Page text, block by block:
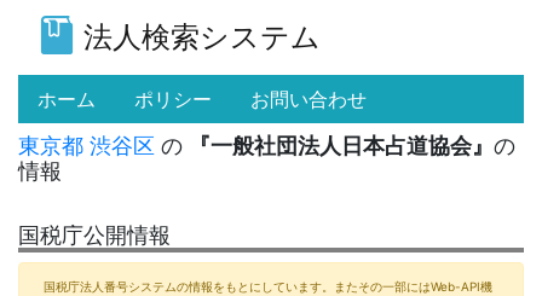
法人検索システム
ホーム (current)
ポリシー お問い合わせ
東京都 渋谷区 の 『一般社団法人日本占道協会』 の
情報
国税庁公開情報
国税庁法人番号システムの情報をもとにしています。またその一部にはWeb-API機